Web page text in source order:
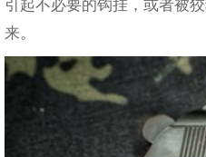
引起不必要的钩挂，或者被
来。